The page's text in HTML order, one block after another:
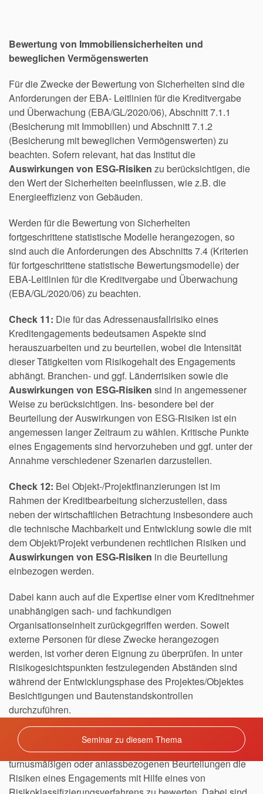
Seminar zu diesem Thema
Bewertung von Immobiliensicherheiten und
beweglichen Vermögenswerten
Für die Zwecke der Bewertung von Sicherheiten sind die
Anforderungen der EBA- Leitlinien für die Kreditvergabe
und Überwachung (EBA/GL/2020/06), Abschnitt 7.1.1
(Besicherung mit Immobilien) und Abschnitt 7.1.2
(Besicherung mit beweglichen Vermögenswerten) zu
beachten. Sofern relevant, hat das Institut die
Auswirkungen von ESG-Risiken zu berücksichtigen, die
den Wert der Sicherheiten beeinflussen, wie z.B. die
Energieeffizienz von Gebäuden.
Werden für die Bewertung von Sicherheiten
fortgeschrittene statistische Modelle herangezogen, so
sind auch die Anforderungen des Abschnitts 7.4 (Kriterien
für fortgeschrittene statistische Bewertungsmodelle) der
EBA-Leitlinien für die Kreditvergabe und Überwachung
(EBA/GL/2020/06) zu beachten.
Check 11: Die für das Adressenausfallrisiko eines
Kreditengagements bedeutsamen Aspekte sind
herauszuarbeiten und zu beurteilen, wobei die Intensität
dieser Tätigkeiten vom Risikogehalt des Engagements
abhängt. Branchen- und ggf. Länderrisiken sowie die
Auswirkungen von ESG-Risiken sind in angemessener
Weise zu berücksichtigen. Ins- besondere bei der
Beurteilung der Auswirkungen von ESG-Risiken ist ein
angemessen langer Zeitraum zu wählen. Kritische Punkte
eines Engagements sind hervorzuheben und ggf. unter der
Annahme verschiedener Szenarien darzustellen.
Check 12: Bei Objekt-/Projektfinanzierungen ist im
Rahmen der Kreditbearbeitung sicherzustellen, dass
neben der wirtschaftlichen Betrachtung insbesondere auch
die technische Machbarkeit und Entwicklung sowie die mit
dem Objekt/Projekt verbundenen rechtlichen Risiken und
Auswirkungen von ESG-Risiken in die Beurteilung
einbezogen werden.
Dabei kann auch auf die Expertise einer vom Kreditnehmer
unabhängigen sach- und fachkundigen
Organisationseinheit zurückgegriffen werden. Soweit
externe Personen für diese Zwecke herangezogen
werden, ist vorher deren Eignung zu überprüfen. In unter
Risikogesichtspunkten festzulegenden Abständen sind
während der Entwicklungsphase des Projektes/Objektes
Besichtigungen und Bautenstandskontrollen
durchzuführen.
Abhängig vom Risikogehalt der Kreditgeschäfte sind
sowohl im Rahmen der Kreditentscheidung als auch bei
turnusmäßigen oder anlassbezogenen Beurteilungen die
Risiken eines Engagements mit Hilfe eines von